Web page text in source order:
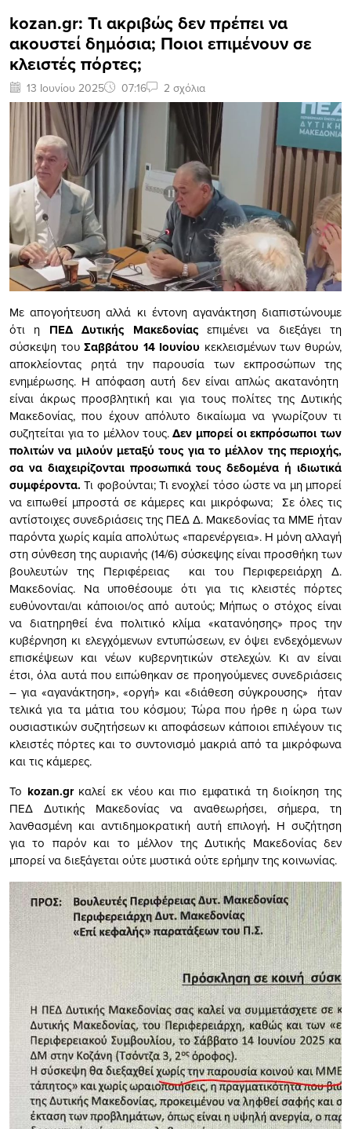
kozan.gr: Τι ακριβώς δεν πρέπει να
ακουστεί δημόσια; Ποιοι επιμένουν σε
κλειστές πόρτες;
13 Ιουνίου 2025 07:16 2 σχόλια
Με απογοήτευση αλλά κι έντονη αγανάκτηση διαπιστώνουμε
ότι η ΠΕΔ Δυτικής Μακεδονίαςεπιμένει να διεξάγει τη
σύσκεψη τουΣαββάτου 14 Ιουνίου κεκλεισμένων των θυρών,
αποκλείοντας ρητά την παρουσία των εκπροσώπων της
ενημέρωσης. Η απόφαση αυτή δεν είναι απλώς ακατανόητη
είναι άκρως προσβλητική και για τους πολίτες της Δυτικής
Μακεδονίας, που έχουν απόλυτο δικαίωμα να γνωρίζουν τι
συζητείται για το μέλλον τους.Δεν μπορεί οι εκπρόσωποι των
πολιτών να μιλούν μεταξύ τους για το μέλλον της περιοχής,
σα να διαχειρίζονται προσωπικά τους δεδομένα ή ιδιωτικά
συμφέροντα. Τι φοβούνται; Τι ενοχλεί τόσο ώστε να μη μπορεί
να ειπωθεί μπροστά σε κάμερες και μικρόφωνα; Σε όλες τις
αντίστοιχες συνεδριάσεις της ΠΕΔ Δ. Μακεδονίας τα ΜΜΕ ήταν
παρόντα χωρίς καμία απολύτως «παρενέργεια». Η μόνη αλλαγή
στη σύνθεση της αυριανής (14/6) σύσκεψης είναι προσθήκη των
βουλευτών της Περιφέρειας και του Περιφερειάρχη Δ.
Μακεδονίας. Να υποθέσουμε ότι για τις κλειστές πόρτες
ευθύνονται/αι κάποιοι/ος από αυτούς; Μήπως ο στόχος είναι
να διατηρηθεί ένα πολιτικό κλίμα «κατανόησης» προς την
κυβέρνηση κι ελεγχόμενων εντυπώσεων, εν όψει ενδεχόμενων
επισκέψεων και νέων κυβερνητικών στελεχών. Κι αν είναι
έτσι, όλα αυτά που ειπώθηκαν σε προηγούμενες συνεδριάσεις
– για «αγανάκτηση», «οργή» και «διάθεση σύγκρουσης» ήταν
τελικά για τα μάτια του κόσμου; Τώρα που ήρθε η ώρα των
ουσιαστικών συζητήσεων κι αποφάσεων κάποιοι επιλέγουν τις
κλειστές πόρτες και το συντονισμό μακριά από τα μικρόφωνα
και τις κάμερες.
Το kozan.grκαλεί εκ νέου και πιο εμφατικά τη διοίκηση της
ΠΕΔ Δυτικής Μακεδονίας να αναθεωρήσει, σήμερα, τη
λανθασμένη και αντιδημοκρατική αυτή επιλογή. Η συζήτηση
για το παρόν και το μέλλον της Δυτικής Μακεδονίας δεν
μπορεί να διεξάγεται ούτε μυστικά ούτε ερήμην της κοινωνίας.